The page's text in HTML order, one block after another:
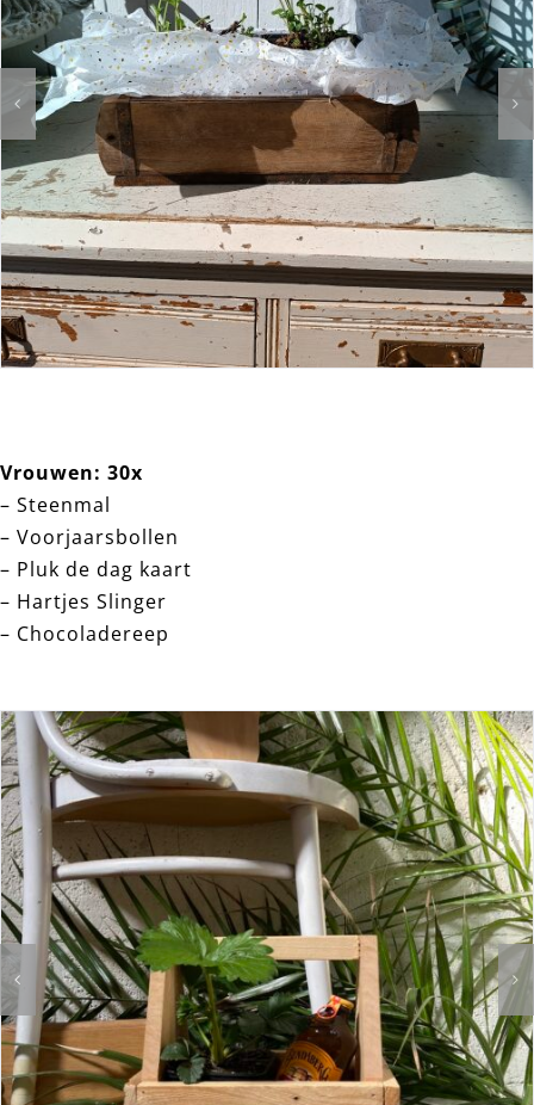
Vrouwen: 30x
– Steenmal
– Voorjaarsbollen
– Pluk de dag kaart
– Hartjes Slinger
– Chocoladereep